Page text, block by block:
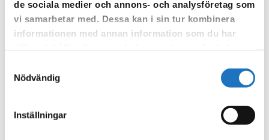
de sociala medier och annons- och analysföretag som
vi samarbetar med. Dessa kan i sin tur kombinera
informationen med annan information som du har
Nödvändig
Inställningar